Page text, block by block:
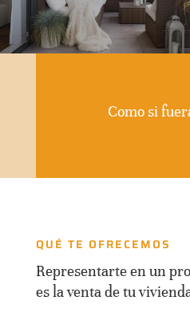
Como si
QUÉ TE OFRECEMOS
Representarte en un
es la venta de tu